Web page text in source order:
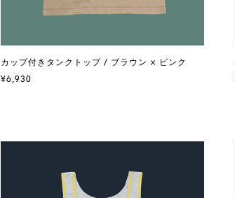
カップ付きタンクトップ / ブラウン × ピンク
¥6,930